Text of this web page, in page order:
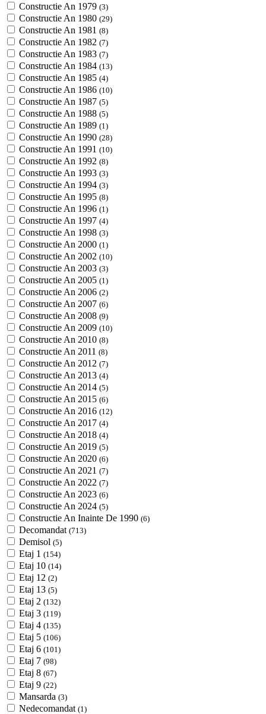
Constructie An 1979 (3)
Constructie An 1980 (29)
Constructie An 1981 (8)
Constructie An 1982 (7)
Constructie An 1983 (7)
Constructie An 1984 (13)
Constructie An 1985 (4)
Constructie An 1986 (10)
Constructie An 1987 (5)
Constructie An 1988 (5)
Constructie An 1989 (1)
Constructie An 1990 (28)
Constructie An 1991 (10)
Constructie An 1992 (8)
Constructie An 1993 (3)
Constructie An 1994 (3)
Constructie An 1995 (8)
Constructie An 1996 (1)
Constructie An 1997 (4)
Constructie An 1998 (3)
Constructie An 2000 (1)
Constructie An 2002 (10)
Constructie An 2003 (3)
Constructie An 2005 (1)
Constructie An 2006 (2)
Constructie An 2007 (6)
Constructie An 2008 (9)
Constructie An 2009 (10)
Constructie An 2010 (8)
Constructie An 2011 (8)
Constructie An 2012 (7)
Constructie An 2013 (4)
Constructie An 2014 (5)
Constructie An 2015 (6)
Constructie An 2016 (12)
Constructie An 2017 (4)
Constructie An 2018 (4)
Constructie An 2019 (5)
Constructie An 2020 (6)
Constructie An 2021 (7)
Constructie An 2022 (7)
Constructie An 2023 (6)
Constructie An 2024 (5)
Constructie An Inainte De 1990 (6)
Decomandat (713)
Demisol (5)
Etaj 1 (154)
Etaj 10 (14)
Etaj 12 (2)
Etaj 13 (5)
Etaj 2 (132)
Etaj 3 (119)
Etaj 4 (135)
Etaj 5 (106)
Etaj 6 (101)
Etaj 7 (98)
Etaj 8 (67)
Etaj 9 (22)
Mansarda (3)
Nedecomandat (1)